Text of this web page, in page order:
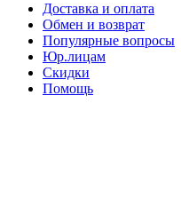
Доставка и оплата
Обмен и возврат
Популярные вопросы
Юр.лицам
Скидки
Помощь